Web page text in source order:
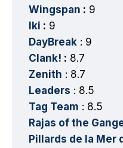
Wingspan : 9
Iki : 9
DayBreak : 9
Clank! : 8.7
Zenith : 8.7
Leaders : 8.5
Tag Team : 8.5
Rajas of the
Pillards de la Mer